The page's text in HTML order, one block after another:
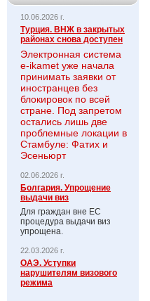
10.06.2026 г.
Турция. ВНЖ в закрытых
районах снова доступен
Электронная система
e-ikamet уже начала
принимать заявки от
иностранцев без
блокировок по всей
стране. Под запретом
остались лишь две
проблемные локации в
Стамбуле: Фатих и
Эсеньюрт
02.06.2026 г.
Болгария. Упрощение
выдачи виз
Для граждан вне ЕС
процедура выдачи виз
упрощена.
22.03.2026 г.
ОАЭ. Уступки
нарушителям визового
режима